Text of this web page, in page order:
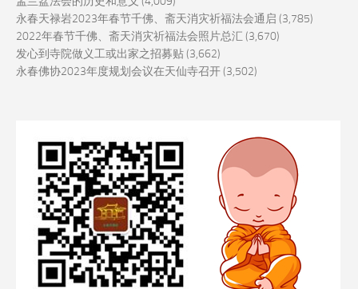
永春天禄岩2023年春节千佛、斋天消灾祈福法会通启 (3,785)
2022年春节千佛、斋天消灾祈福法会照片总汇 (3,670)
发心到寺院做义工或出家之招募贴(3,662)
永春佛协2023年度规划会议在天仙寺召开(3,502)